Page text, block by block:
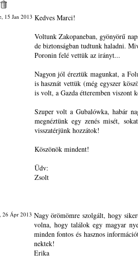
15 Jan 2013 Kedves Marci!
Voltunk Zakopaneban, gyönyörű
de biztonságban tudtunk haladni.
Poronin felé vettük az irányt...
Nagyon jól éreztük magunkat, a
is hasznát vettük (még egyszer
is volt, a Gazda étteremben viszont
Szuper volt a Gubalówka, habár
megnéztünk egy zenés misét,
visszatérjünk hozzátok!
Köszönök mindent!
Üdv:
Zsolt
26 Ápr 2013 Nagy örömömre szolgált, hogy
volna, hogy találok egy magyar
minden fontos és hasznos
nektek!
Erika